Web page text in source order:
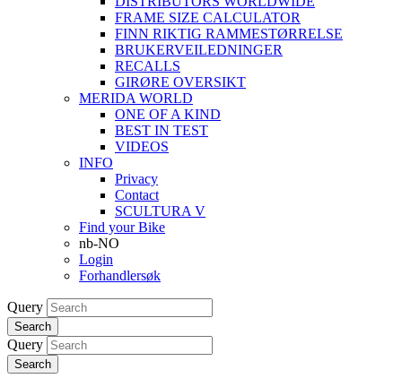
FRAME SIZE CALCULATOR
FINN RIKTIG RAMMESTØRRELSE
BRUKERVEILEDNINGER
RECALLS
GIRØRE OVERSIKT
MERIDA WORLD
ONE OF A KIND
BEST IN TEST
VIDEOS
INFO
Privacy
Contact
SCULTURA V
Find your Bike
nb-NO
Login
Forhandlersøk
Query
Search
Query
Search